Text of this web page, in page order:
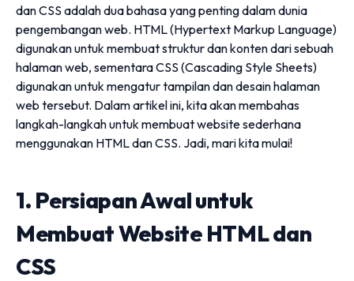
dan CSS adalah dua bahasa yang penting dalam dunia
pengembangan web. HTML (Hypertext Markup Language)
digunakan untuk membuat struktur dan konten dari sebuah
halaman web, sementara CSS (Cascading Style Sheets)
digunakan untuk mengatur tampilan dan desain halaman
web tersebut. Dalam artikel ini, kita akan membahas
langkah-langkah untuk membuat website sederhana
menggunakan HTML dan CSS. Jadi, mari kita mulai!
1. Persiapan Awal untuk
Membuat Website HTML dan
CSS